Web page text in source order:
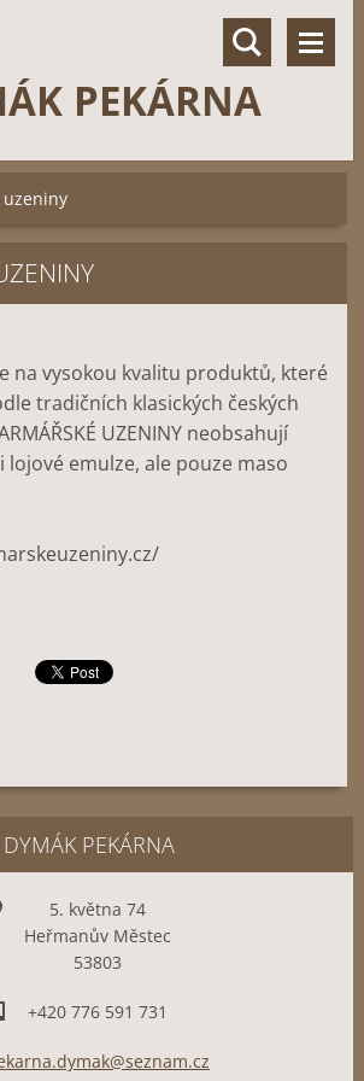
PEKÁRNA
uzeniny
na vysokou kvalitu produktů, které
tradičních klasických českých
UZENINY neobsahují
lojové emulze, ale pouze maso
DYMÁK PEKÁRNA
5. května 74
Heřmanův Městec
53803
+420 776 591 731
dymak@seznam.cz